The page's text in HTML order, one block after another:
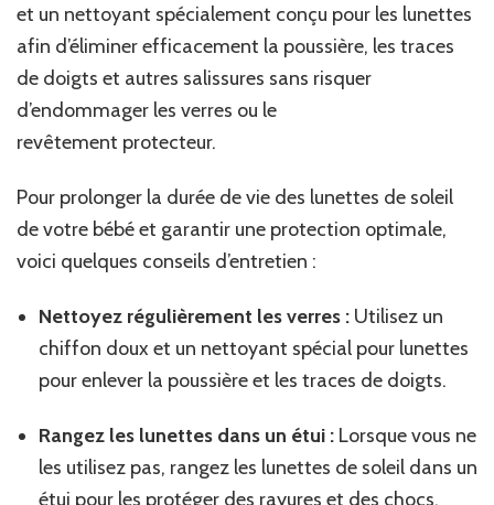
et un nettoyant spécialement conçu pour les lunettes
afin d’éliminer efficacement la poussière, les traces
de doigts et autres salissures sans risquer
d’endommager les verres ou le
revêtement protecteur.
Pour prolonger la durée de vie des lunettes de soleil
de votre bébé et garantir une protection optimale,
voici quelques conseils d’entretien :
Nettoyez régulièrement les verres : Utilisez un
chiffon doux et un nettoyant spécial pour lunettes
pour enlever la poussière et les traces de doigts.
Rangez les lunettes dans un étui : Lorsque vous ne
les utilisez pas, rangez les lunettes de soleil dans un
étui pour les protéger des rayures et des chocs.